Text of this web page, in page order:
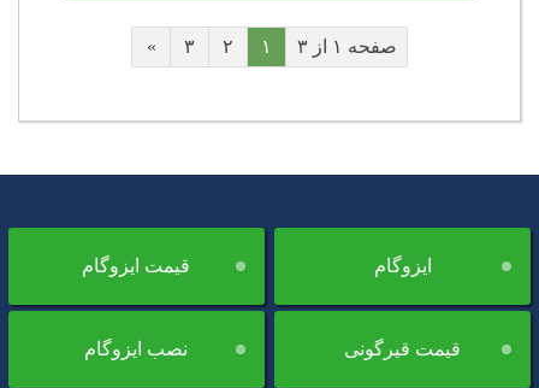
صفحه ۱ از ۳ ۱ ۲ ۳ »
ایزوگام قیمت ایزوگام
قیمت قیرگونی نصب ایزوگام